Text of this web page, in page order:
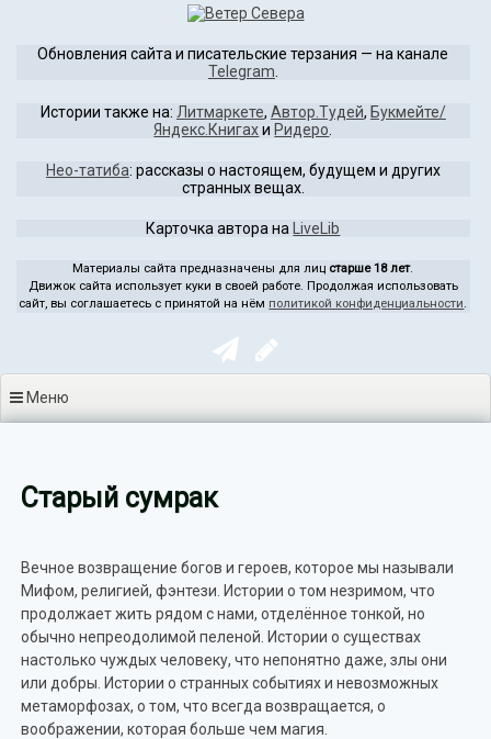
содержимому
Обновления сайта и писательские терзания — на канале
Telegram
Истории также на: Литмаркете, Автор.Тудей, Букмейте/
Яндекс.Книгахи Ридеро
Нео-татиба: рассказы о настоящем, будущем и других
странных вещах.
Карточка автора на LiveLib
Материалы сайта предназначены для лиц старше 18 лет.
Движок сайта использует куки в своей работе. Продолжая использовать
сайт, вы соглашаетесь с принятой на нём политикой конфиденциальности.
Меню
Старый сумрак
Вечное возвращение богов и героев, которое мы называли
Мифом, религией, фэнтези. Истории о том незримом, что
продолжает жить рядом с нами, отделённое тонкой, но
обычно непреодолимой пеленой. Истории о существах
настолько чуждых человеку, что непонятно даже, злы они
или добры. Истории о странных событиях и невозможных
метаморфозах, о том, что всегда возвращается, о
воображении, которая больше чем магия.